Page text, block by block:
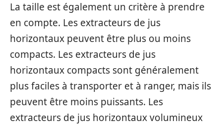
La taille est également un critère à prendre
en compte. Les extracteurs de jus
horizontaux peuvent être plus ou moins
compacts. Les extracteurs de jus
horizontaux compacts sont généralement
plus faciles à transporter et à ranger, mais ils
peuvent être moins puissants. Les
extracteurs de jus horizontaux volumineux